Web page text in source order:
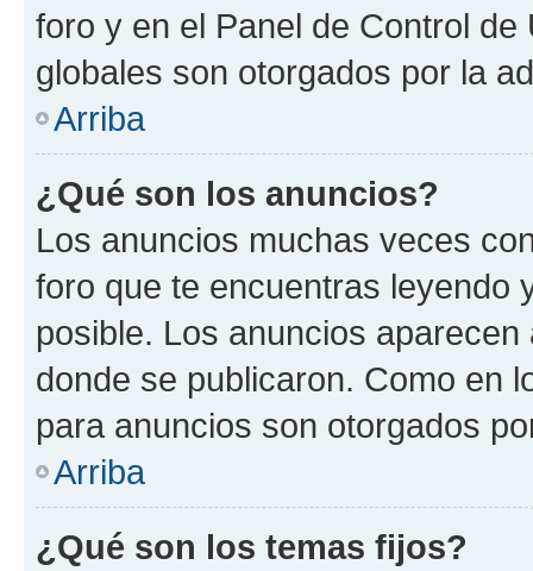
foro y en el Panel de Control
globales son otorgados por la
Arriba
¿Qué son los anuncios?
Los anuncios muchas veces
foro que te encuentras leyendo
posible. Los anuncios
donde se publicaron. Como en
para anuncios son otorgados
Arriba
¿Qué son los temas fijos?